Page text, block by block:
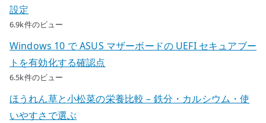
設定
6.9k件のビュー
Windows 10 で ASUS マザーボードの UEFI セキュアブー
トを有効化する確認点
6.5k件のビュー
ほうれん草と小松菜の栄養比較 – 鉄分・カルシウム・使
いやすさで選ぶ